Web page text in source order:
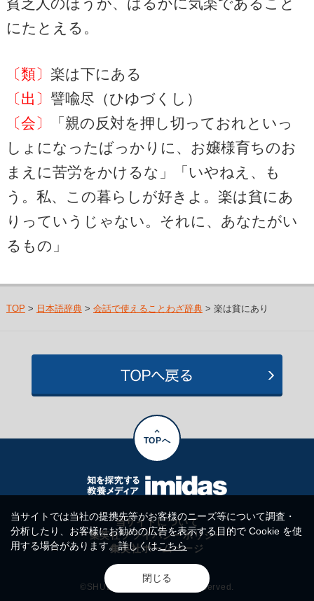
にたとえる。
〔類〕 楽は下にある
〔出〕 譬喩尽（ひゆづくし）
〔会〕
「親の反対を押し切っておれといっ
しょになったばっかりに、お嬢様育ちのお
まえに苦労をかけるな」「いやねえ、も
う。私、この暮らしが好きよ。楽は貧にあ
りっていうじゃない。それに、あなたがい
るもの」
TOP > 日本語辞典> 会話で使えることわざ辞典> 楽は貧にあり
TOPへ
当サイトについて
集英社プライバシーポリシー
集英社ホームページ
©SHUEISHA Inc. All rights reserved.
当サイトでは当社の提携先等がお客様のニーズ等について調査・
分析したり、お客様にお勧めの広告を表示する目的で Cookie を使
用する場合があります。詳しくはこちら
閉じる